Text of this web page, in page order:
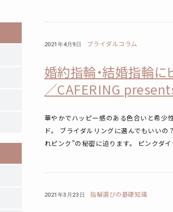
2021年4月9日 ブライダルコラム
婚約指輪・結婚指輪に
／CAFERING
華やかでハッピー感のある色合いと希少
ド。 ブライダルリングに選んでもいい
れピンク”の秘密に迫ります。 ピンクダ
2021年3月23日 指輪選びの基礎知識